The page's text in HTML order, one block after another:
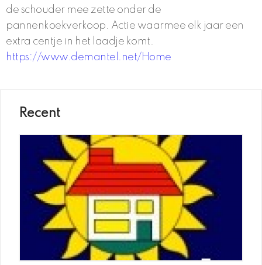
Recent
de schouder mee zette onder de
pannenkoekverkoop. Actie waarmee elk jaar een
extra centje in het laadje komt.
https://www.demantel.net/Home